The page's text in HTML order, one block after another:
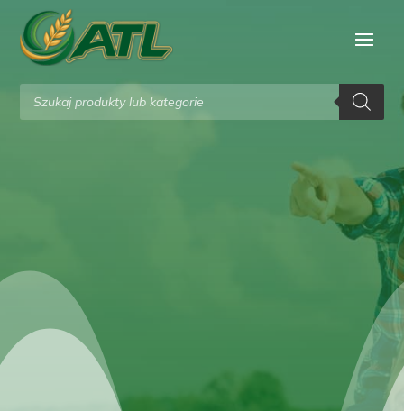
Wyszukiwarka
produktów